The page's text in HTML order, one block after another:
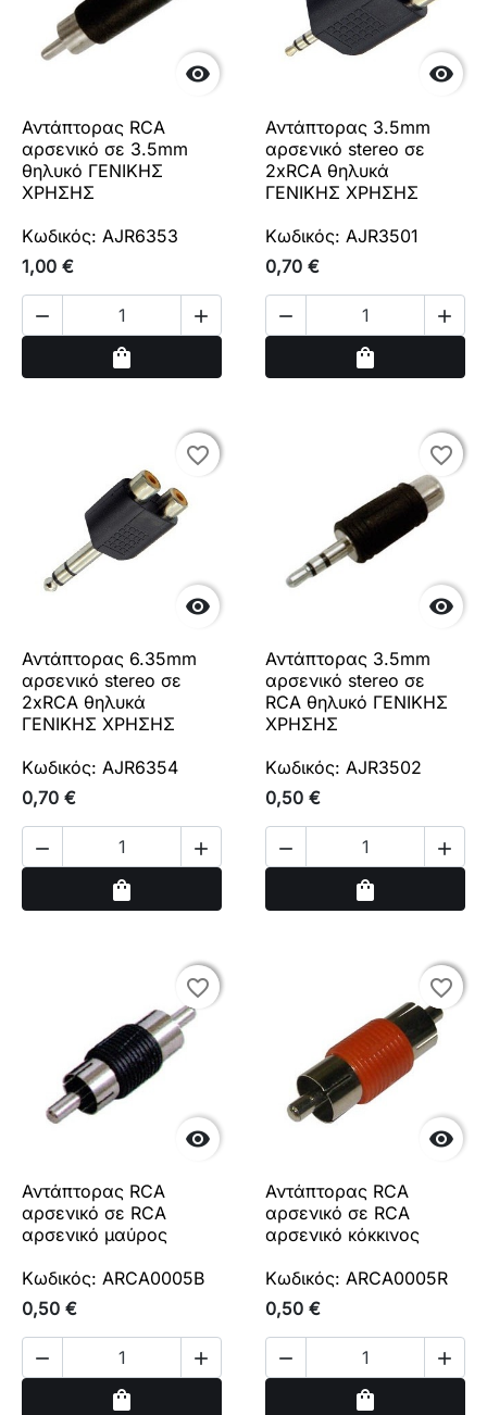

Αντάπτορας RCA
αρσενικό σε 3.5mm
θηλυκό ΓΕΝΙΚΗΣ
ΧΡΗΣΗΣ
Κωδικός: AJR6353
1,00 €
 
shopping_bag

Αντάπτορας 3.5mm
αρσενικό stereo σε
2xRCA θηλυκά
ΓΕΝΙΚΗΣ ΧΡΗΣΗΣ
Κωδικός: AJR3501
0,70 €
 
shopping_bag

favorite_border
favorite_border
Αντάπτορας 6.35mm
αρσενικό stereo σε
2xRCA θηλυκά
ΓΕΝΙΚΗΣ ΧΡΗΣΗΣ
Κωδικός: AJR6354
0,70 €
 
shopping_bag

favorite_border
favorite_border
Αντάπτορας 3.5mm
αρσενικό stereo σε
RCA θηλυκό ΓΕΝΙΚΗΣ
ΧΡΗΣΗΣ
Κωδικός: AJR3502
0,50 €
 
shopping_bag

favorite_border
favorite_border
Αντάπτορας RCA
αρσενικό σε RCA
αρσενικό μαύρος
Κωδικός: ARCA0005B
0,50 €
 
shopping_bag

favorite_border
favorite_border
Αντάπτορας RCA
αρσενικό σε RCA
αρσενικό κόκκινος
Κωδικός: ARCA0005R
0,50 €
 
shopping_bag